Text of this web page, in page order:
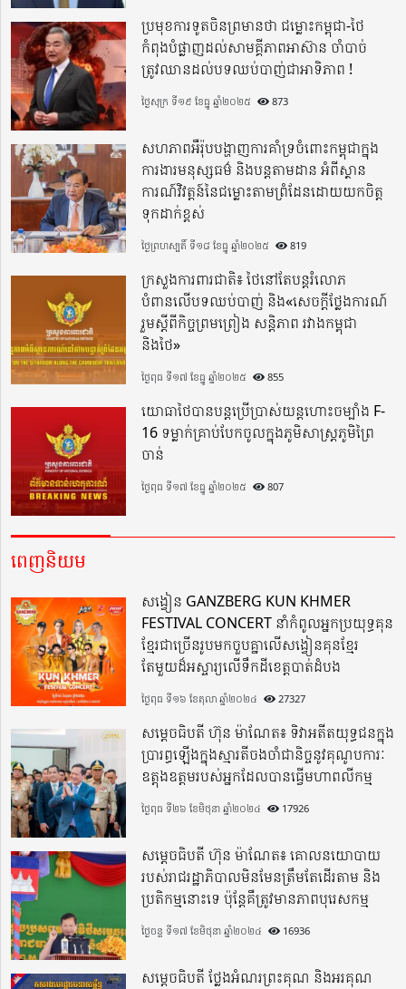
ប្រមុខការទូតចិនព្រមានថា ជម្លោះកម្ពុជា-ថៃ
កំពុងបំផ្លាញដល់សាមគ្គីភាពអាស៊ាន ចាំបាច់
ត្រូវឈានដល់បទឈប់បាញ់ជាអាទិភាព !
ថ្ងៃសុក្រ ទី១៩ ខែធ្នូ ឆ្នាំ២០២៥ 873
សហភាពអឺរ៉ុបបង្ហាញការគាំទ្រចំពោះកម្ពុជាក្នុង
ការងារមនុស្សធម៌ និងបន្តតាមដាន អំពីស្ថាន
ការណ៍វិវត្តន៍នៃជម្លោះតាមព្រំដែនដោយយកចិត្ត
ទុកដាក់ខ្ពស់
ថ្ងៃព្រហស្បតិ៍ ទី១៨ ខែធ្នូ ឆ្នាំ២០២៥ 819
ក្រសួងការពារជាតិ៖ ថៃនៅតែបន្តរំលោភ
បំពានលើបទឈប់បាញ់ និង«សេចក្តីថ្លែងការណ៍
រួមស្តីពីកិច្ចព្រមព្រៀង សន្តិភាព រវាងកម្ពុជា
និងថៃ»
ថ្ងៃពុធ ទី១៧ ខែធ្នូ ឆ្នាំ២០២៥ 855
យោធាថៃបានបន្តប្រើប្រាស់យន្តហោះចម្បាំង F-
16 ទម្លាក់គ្រាប់បែកចូលក្នុងភូមិសាស្ត្រភូមិព្រៃ
ចាន់
ថ្ងៃពុធ ទី១៧ ខែធ្នូ ឆ្នាំ២០២៥ 807
ពេញនិយម
សង្វៀន GANZBERG KUN KHMER
FESTIVAL CONCERT នាំកំពូលអ្នកប្រយុទ្ធគុន
ខ្មែរជាច្រើនរូបមកចួបគ្នាលើសង្វៀនគុនខ្មែរ
តែមួយដ៏អស្ចារ្យលើទឹកដីខេត្តបាត់ដំបង
ថ្ងៃពុធ ទី១៦ ខែតុលា ឆ្នាំ២០២៤ 27327
សម្តេចធិបតី ហ៊ុន ម៉ាណែត៖ ទិវាអតីតយុទ្ធជនក្នុង
ប្រារព្ធឡើងក្នុងស្មារតីចងចាំជានិច្ចនូវគុណូបការៈ
ឧត្តុងឧត្តមរបស់អ្នកដែលបានធ្វើមហាពលីកម្ម
ថ្ងៃពុធ ទី២៦ ខែមិថុនា ឆ្នាំ២០២៤ 17926
សម្តេចធិបតី ហ៊ុន ម៉ាណែត៖ គោលនយោបាយ
របស់រាជរដ្ឋាភិបាលមិនមែនត្រឹមតែដើរតាម និង
ប្រតិកម្មនោះទេ ប៉ុន្តែគឺត្រូវមានភាពបុរេសកម្ម
ថ្ងៃចន្ទ ទី១៧ ខែមិថុនា ឆ្នាំ២០២៤ 16936
សម្តេចធិបតី ថ្លែងអំណរព្រះគុណ និងអរគុណ